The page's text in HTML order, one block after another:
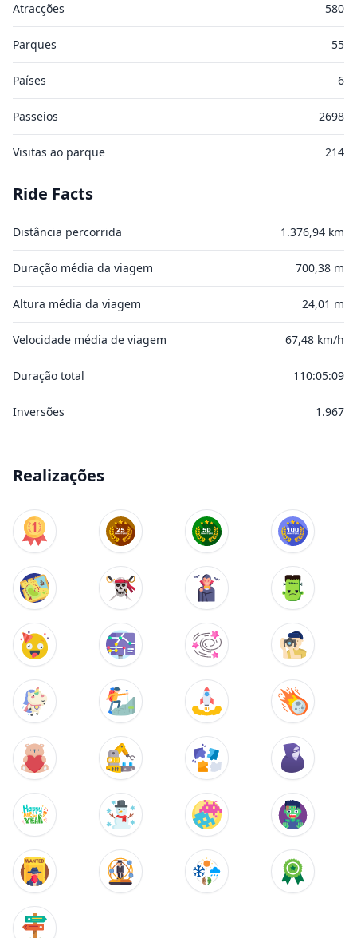
Atracções 580
Parques 55
Países 6
Passeios 2698
Visitas ao parque 214
Ride Facts
Distância percorrida 1.376,94 km
Duração média da viagem 700,38 m
Altura média da viagem 24,01 m
Velocidade média de viagem 67,48 km/h
Duração total 110:05:09
Inversões 1.967
Realizações